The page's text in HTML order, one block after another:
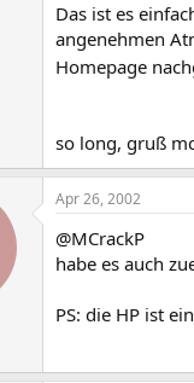
Das ist es
angenehmen
Homepage
so long, gruß
Apr 26, 2002
@MCrackP
habe es auch
PS: die HP ist